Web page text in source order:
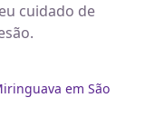
cuidado de
em São